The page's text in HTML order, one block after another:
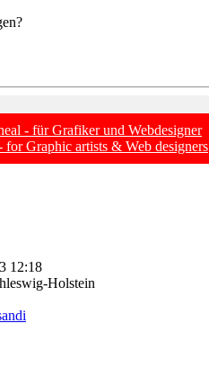
- für Grafiker und Webdesigner
Graphic artists & Web designers
12:18
Holstein